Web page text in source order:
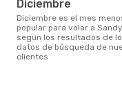
diciembre
diciembre es el mes menos
popular para volar a
según los resultados de
datos de búsqueda de
clientes